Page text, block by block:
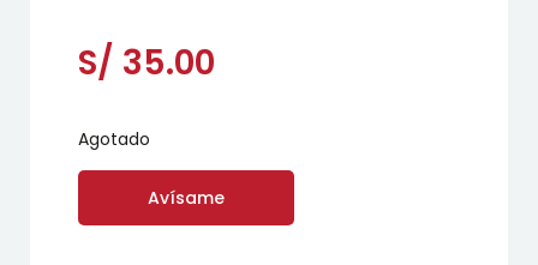
S/ 35.00
Agotado
Avísame